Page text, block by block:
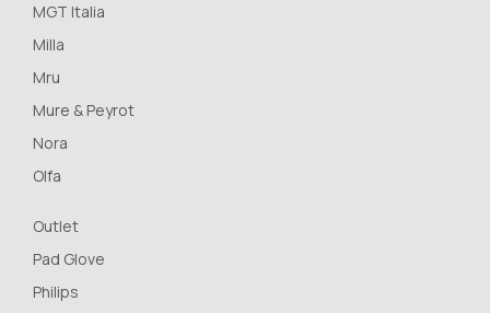
MGT Italia
Milla
Mru
Mure & Peyrot
Nora
Olfa
Outlet
Pad Glove
Philips